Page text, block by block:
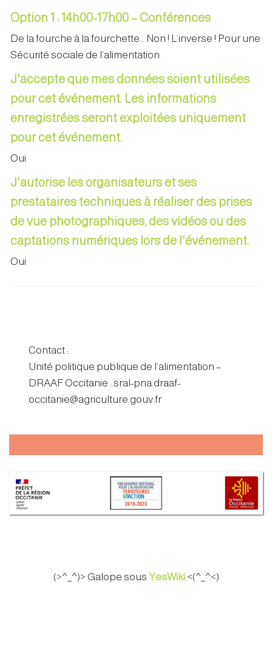
Option 1 : 14h00-17h00 – Conférences
De la fourche à la fourchette… Non ! L’inverse ! Pour une
Sécurité sociale de l’alimentation
J'accepte que mes données soient utilisées
pour cet événement. Les informations
enregistrées seront exploitées uniquement
pour cet événement.
Oui
J'autorise les organisateurs et ses
prestataires techniques à réaliser des prises
de vue photographiques, des vidéos ou des
captations numériques lors de l'événement.
Oui
Contact :
Unité politique publique de l’alimentation –
DRAAF Occitanie : sral-pna.draaf-
occitanie@agriculture.gouv.fr
(>^_^)> Galope sous YesWiki<(^_^<)